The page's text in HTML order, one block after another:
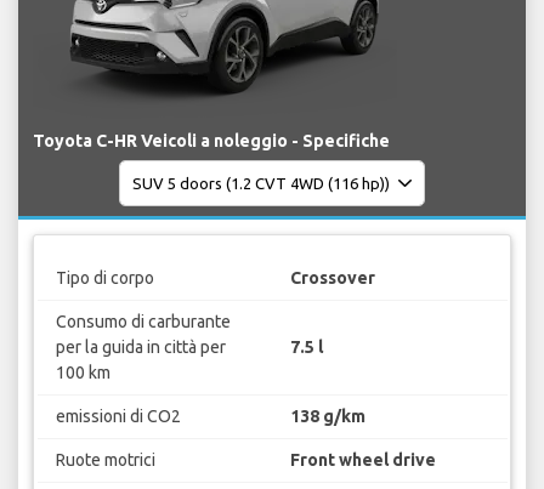
Toyota C-HR Veicoli a noleggio - Specifiche
Tipo di corpo Crossover
Consumo di carburante
per la guida in città per
100 km
7.5 l
emissioni di CO2 138 g/km
Ruote motrici Front wheel drive